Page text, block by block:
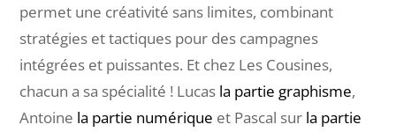
permet une créativité sans limites, combinant
stratégies et tactiques pour des campagnes
intégrées et puissantes. Et chez Les Cousines,
chacun a sa spécialité ! Lucas la partie graphisme,
Antoine la partie numérique et Pascal sur la partie